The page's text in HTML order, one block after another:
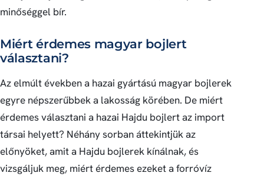
minőséggel bír.
Miért érdemes magyar bojlert
választani?
Az elmúlt években a hazai gyártású magyar bojlerek
egyre népszerűbbek a lakosság körében. De miért
érdemes választani a hazai Hajdu bojlert az import
társai helyett? Néhány sorban áttekintjük az
előnyöket, amit a Hajdu bojlerek kínálnak, és
vizsgáljuk meg, miért érdemes ezeket a forróvíz